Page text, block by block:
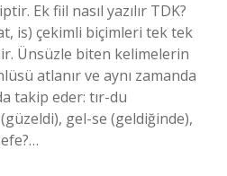
Ek fiil nasıl yazılır TDK?
is) çekimli biçimleri tek tek
Ünsüzle biten kelimelerin
atlanır ve aynı zamanda
takip eder: tır-du
gel-se (geldiğinde),